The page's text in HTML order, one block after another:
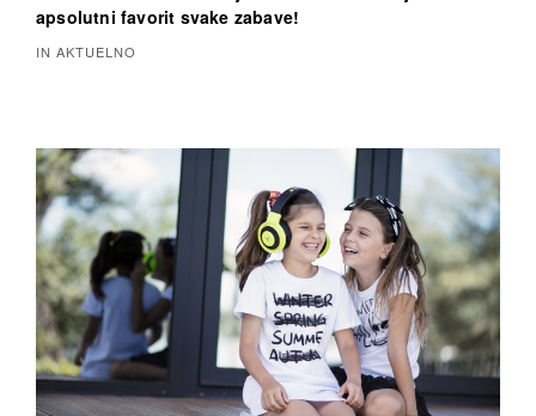
apsolutni favorit svake zabave!
IN AKTUELNO